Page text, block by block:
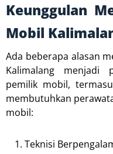
Keunggulan
Mobil
Ada beberapa alasan
Kalimalang menjadi
pemilik mobil,
membutuhkan
mobil:
Teknisi